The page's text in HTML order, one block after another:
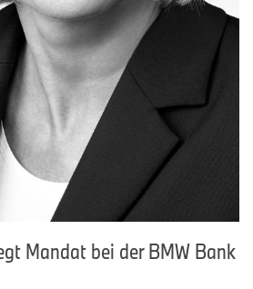
Mandat bei der BMW Bank